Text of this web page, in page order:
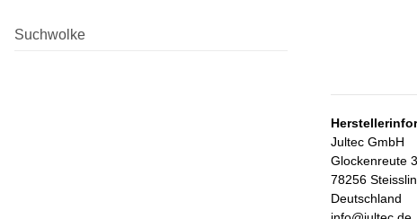
Jultec GmbH
Glockenreute 3
78256
Deutschland
Suchwolke